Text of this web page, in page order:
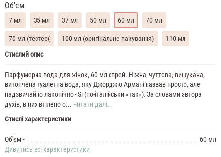
Об'єм
7 мл 35 мл 37 мл 50 мл 60 мл 70 мл
70 мл (тестер( 100 мл (оригінальне пакування)
110 мл
Giorgio
Si
Духи
жіночі
масляні
MLGiorgio
Si
35
Стислий опис
Парфумерна вода для жінок, 60 мл спрей. Ніжна, чуттєва, вишукана,
витончена туалетна вода, яку Джорджіо Армані назвав просто, але
надзвичайно лаконічно - Si (по-італійськи «так»). За словами автора
духів, в них втілено о... Читати далі...
Стислі характеристики
Об'єм -
60 мл
Дивитись всі характеристики